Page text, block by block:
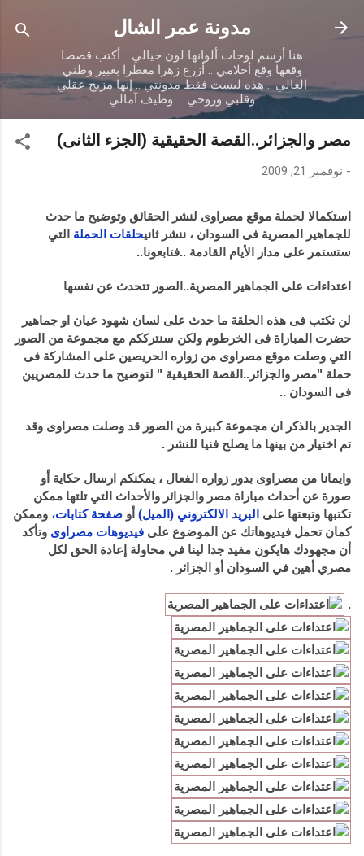
التخطي إلى المحتوى الرئيسي
مدونة عمر الشال
هنا أرسم لوحات ألوانها لون خيالي .. أكتب قصصا
وقعها وقع أحلامي .. أزرع زهرا معطرا بعبير وطني
الغالي .. هذه ليست فقط مدونتي .. إنها مزيج عقلي
وقلبي وروحي ... وطيف آمالي
مصر والجزائر..القصة الحقيقية (الجزء الثانى)
- نوفمبر 21, 2009
استكمالا لحملة موقع مصراوى لنشر الحقائق وتوضيح ما حدث
للجماهير المصرية فى السودان ، ننشر ثانيحلقات الحملة التي
ستستمر على مدار الأيام القادمة ..فتابعونا..
اعتداءات على الجماهير المصرية..الصور تتحدث عن نفسها
لن نكتب فى هذه الحلقة ما حدث على لسان شهود عيان او جماهير
حضرت المباراة فى الخرطوم ولكن سنترككم مع مجموعة من الصور
التي وصلت موقع مصراوى من زواره الحريصين على المشاركة فى
حملة "مصر والجزائر..القصة الحقيقية " لتوضيح ما حدث للمصريين
فى السودان ..
الجدير بالذكر ان مجموعة كبيرة من الصور قد وصلت مصراوى وقد
تم اختيار من بينها ما يصلح فنيا للنشر .
وايمانا من مصراوى بدور زواره الفعال ، يمكنكم ارسال حكاية أو
صورة عن أحداث مباراة مصر والجزائر والأحداث التي تلتها ممكن
تكتبها وتبعتها على البريد الالكتروني (الميل) أو صفحة كتابات، وممكن
كمان تحمل فيديوهاتك عن الموضوع على فيديوهات مصراوى وتأكد
أن مجهودك هايكون مفيد جدا لينا في محاولة إعادة الحق لكل
مصري أهين في السودان أو الجزائر .
.